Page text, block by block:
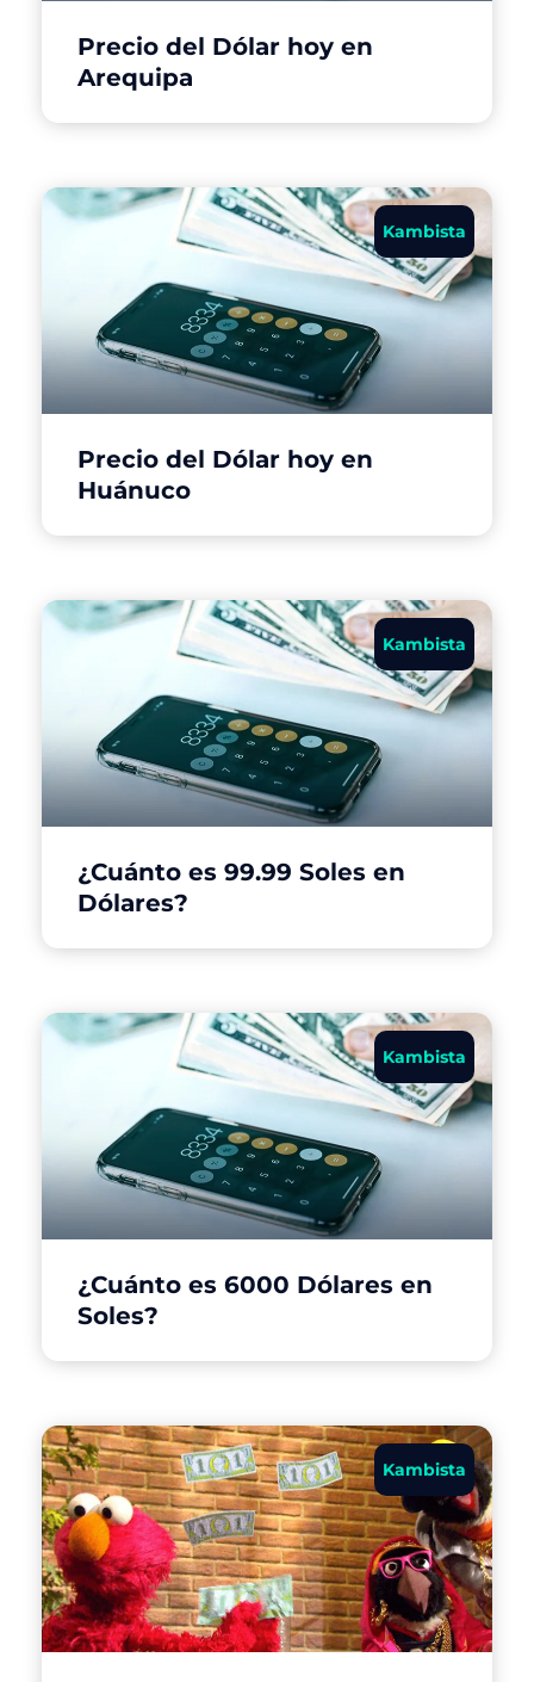
Precio del Dólar hoy en
Arequipa
Kambista
Precio del Dólar hoy en
Huánuco
Kambista
¿Cuánto es 99.99 Soles en
Dólares?
Kambista
¿Cuánto es 6000 Dólares en
Soles?
Kambista